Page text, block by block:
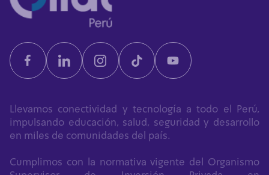
Llevamos conectividad y tecnología a todo el Perú,
impulsando educación, salud, seguridad y desarrollo
en miles de comunidades del país.
Cumplimos con la normativa vigente del Organismo